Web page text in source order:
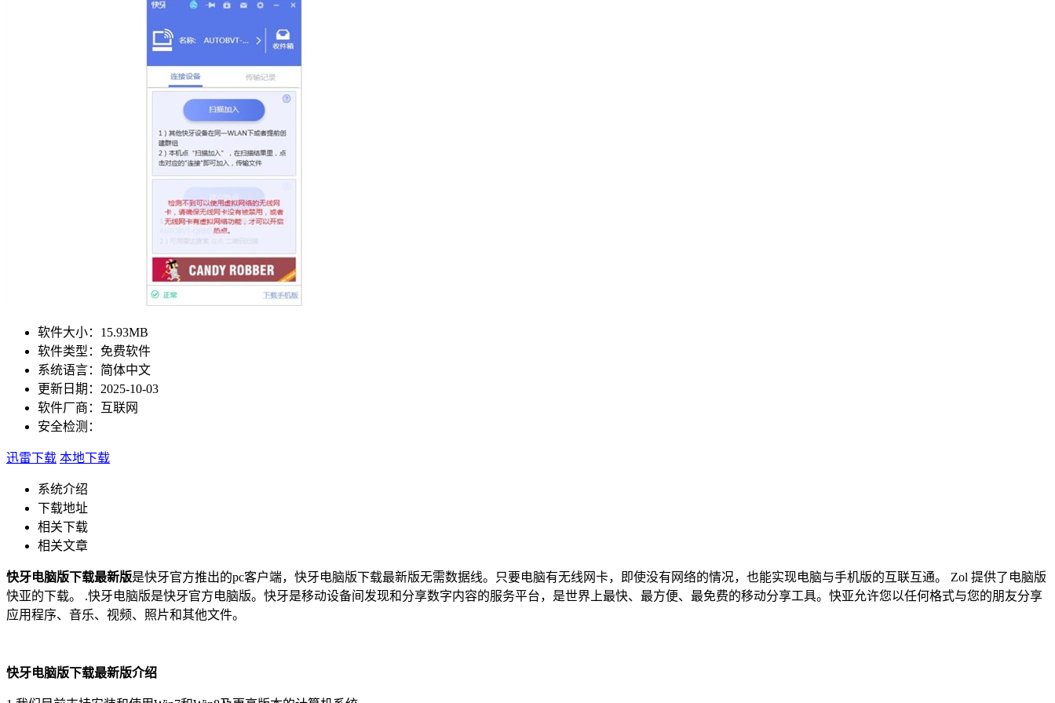
软件大小： 15.93MB
软件类型： 免费软件
系统语言： 简体中文
更新日期： 2025-10-03
软件厂商： 互联网
安全检测：
迅雷下载 本地下载
系统介绍
下载地址
相关下载
相关文章
快牙电脑版下载最新版是快牙官方推出的pc客户端，快牙电脑版下载最新版无需数据线。只要电脑有无线网卡，即使没有网络的情况，也能实现电脑与手机版的互联互通。 Zol 提供了电脑版
快亚的下载。 .快牙电脑版是快牙官方电脑版。快牙是移动设备间发现和分享数字内容的服务平台，是世界上最快、最方便、最免费的移动分享工具。快亚允许您以任何格式与您的朋友分享
应用程序、音乐、视频、照片和其他文件。
快牙电脑版下载最新版介绍